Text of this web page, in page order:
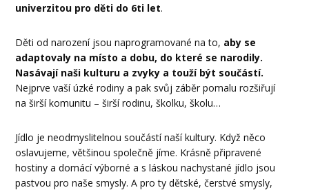
univerzitou pro děti do 6ti let.
Děti od narození jsou naprogramované na to, aby se
adaptovaly na místo a dobu, do které se narodily.
Nasávají naši kulturu a zvyky a touží být součástí.
Nejprve vaší úzké rodiny a pak svůj záběr pomalu rozšiřují
na širší komunitu – širší rodinu, školku, školu…
Jídlo je neodmyslitelnou součástí naší kultury. Když něco
oslavujeme, většinou společně jíme. Krásně připravené
hostiny a domácí výborné a s láskou nachystané jídlo jsou
pastvou pro naše smysly. A pro ty dětské, čerstvé smysly,